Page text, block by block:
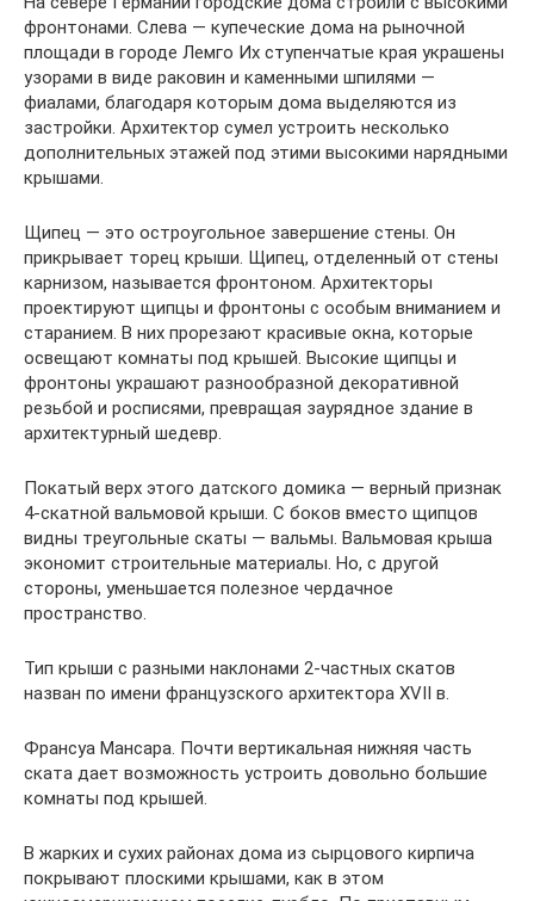
фронтонами. Слева — купеческие дома на рыночной
площади в городе Лемго Их ступенчатые края украшены
узорами в виде раковин и каменными шпилями —
фиалами, благодаря которым дома выделяются из
застройки. Архитектор сумел устроить несколько
дополнительных этажей под этими высокими нарядными
крышами.
Щипец — это остроугольное завершение стены. Он
прикрывает торец крыши. Щипец, отделенный от стены
карнизом, называется фронтоном. Архитекторы
проектируют щипцы и фронтоны с особым вниманием и
старанием. В них прорезают красивые окна, которые
освещают комнаты под крышей. Высокие щипцы и
фронтоны украшают разнообразной декоративной
резьбой и росписями, превращая заурядное здание в
архитектурный шедевр.
Покатый верх этого датского домика — верный признак
4-скатной вальмовой крыши. С боков вместо щипцов
видны треугольные скаты — вальмы. Вальмовая крыша
экономит строительные материалы. Но, с другой
стороны, уменьшается полезное чердачное
пространство.
Тип крыши с разными наклонами 2-частных скатов
назван по имени французского архитектора XVII в.
Франсуа Мансара. Почти вертикальная нижняя часть
ската дает возможность устроить довольно большие
комнаты под крышей.
В жарких и сухих районах дома из сырцового кирпича
покрывают плоскими крышами, как в этом